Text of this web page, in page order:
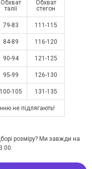
Обхват
талії
Обхват
стегон
79-83 111-115
84-89 116-120
90-94 121-125
95-99 126-130
100-105 131-135
не підлягають!
розміру? Ми завжди на